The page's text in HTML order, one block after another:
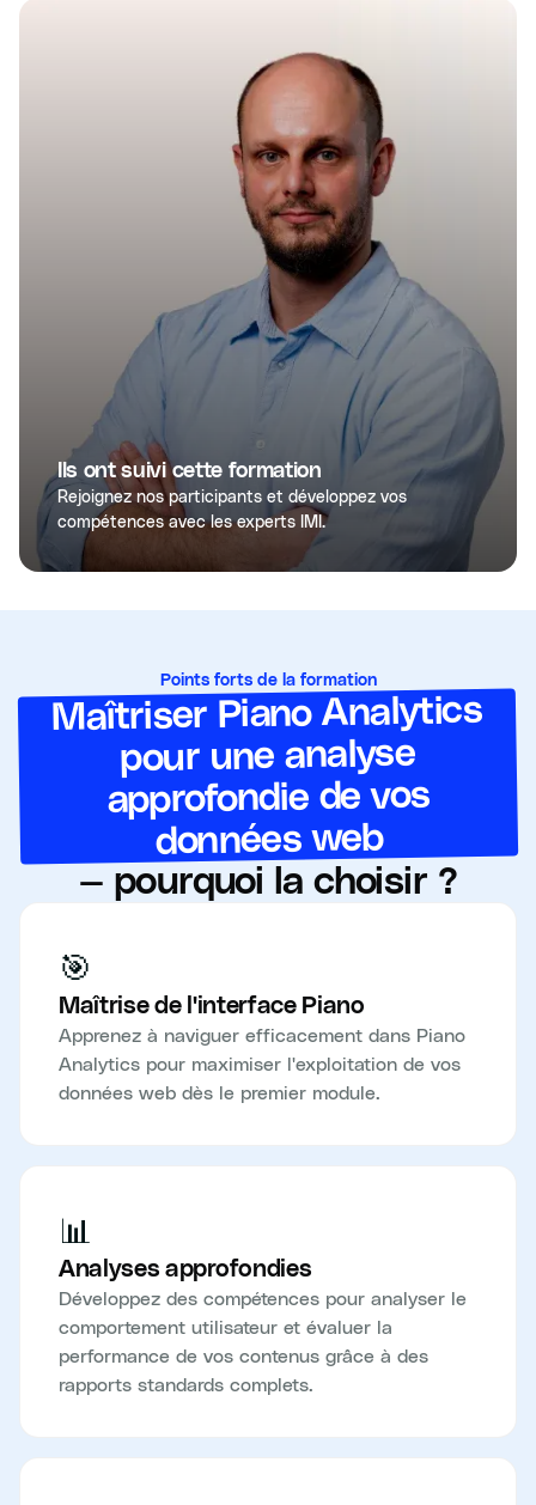
Ils ont suivi cette formation
Rejoignez nos participants et développez vos
compétences avec les experts IMI.
Points forts de la formation
Maîtriser Piano Analytics
pour une analyse
approfondie de vos
données web
— pourquoi la choisir ?
🎯
Maîtrise de l'interface Piano
Apprenez à naviguer efficacement dans Piano
Analytics pour maximiser l'exploitation de vos
données web dès le premier module.
📊
Analyses approfondies
Développez des compétences pour analyser le
comportement utilisateur et évaluer la
performance de vos contenus grâce à des
rapports standards complets.